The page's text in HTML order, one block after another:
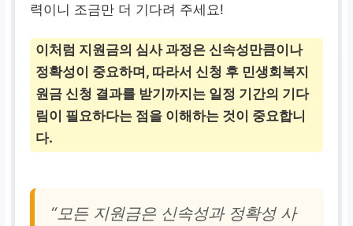
력이니 조금만 더 기다려 주세요!
이처럼 지원금의 심사 과정은 신속성만큼이나
정확성이 중요하며, 따라서 신청 후 민생회복지
원금 신청 결과를 받기까지는 일정 기간의 기다
림이 필요하다는 점을 이해하는 것이 중요합니
다.
“모든 지원금은 신속성과 정확성 사